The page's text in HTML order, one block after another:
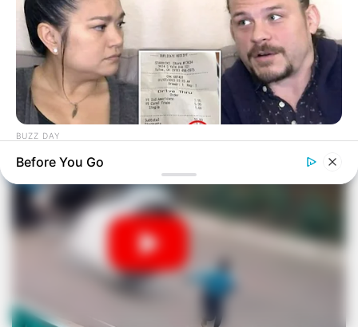
BUZZ DAY
Receipts Don't Lie: Wife Exposes Husband's Hidden Web Of
Lie
Before You Go